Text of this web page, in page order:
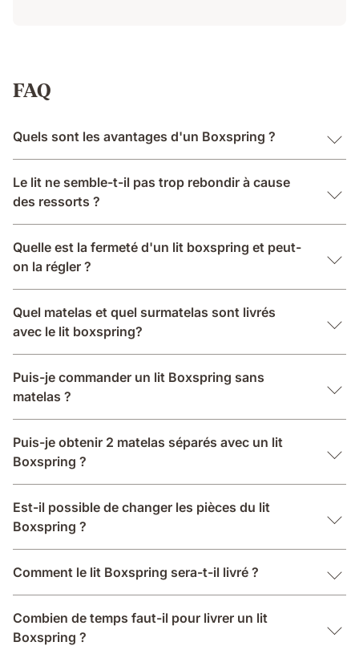
FAQ
Quels sont les avantages d'un Boxspring ?
Le lit ne semble-t-il pas trop rebondir à cause
des ressorts ?
Quelle est la fermeté d'un lit boxspring et peut-
on la régler ?
Quel matelas et quel surmatelas sont livrés
avec le lit boxspring?
Puis-je commander un lit Boxspring sans
matelas ?
Puis-je obtenir 2 matelas séparés avec un lit
Boxspring ?
Est-il possible de changer les pièces du lit
Boxspring ?
Comment le lit Boxspring sera-t-il livré ?
Combien de temps faut-il pour livrer un lit
Boxspring ?